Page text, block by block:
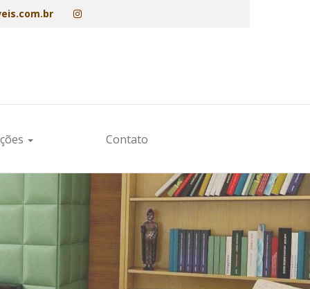
Contato